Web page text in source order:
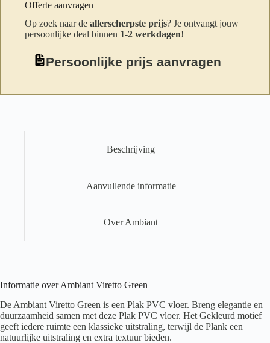
Offerte aanvragen
Op zoek naar de allerscherpste prijs? Je ontvangt jouw
persoonlijke deal binnen 1-2 werkdagen!
Persoonlijke prijs aanvragen
Beschrijving
Aanvullende informatie
Over Ambiant
Informatie over Ambiant Viretto Green
De Ambiant Viretto Green is een Plak PVC vloer. Breng elegantie en
duurzaamheid samen met deze Plak PVC vloer. Het Gekleurd motief
geeft iedere ruimte een klassieke uitstraling, terwijl de Plank een
natuurlijke uitstraling en extra textuur bieden.